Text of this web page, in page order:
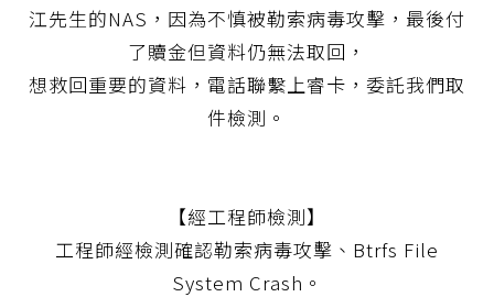
江先生的NAS，因為不慎被勒索病毒攻擊，最後付
了贖金但資料仍無法取回，
想救回重要的資料，電話聯繫上睿卡，委託我們取
件檢測。
【經工程師檢測】
工程師經檢測確認勒索病毒攻擊、Btrfs File
System Crash。